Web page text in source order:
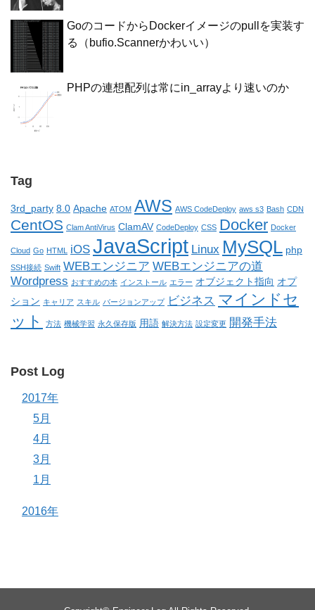
GoのコードからDockerイメージのpullを実装す
る（bufio.Scannerかわいい）
PHPの連想配列は常にin_arrayより速いのか
Tag
3rd_party 8.0 Apache ATOM AWS AWS CodeDeploy aws s3 Bash CDN
CentOS Clam AntiVirus ClamAV CodeDeploy CSS Docker Docker
Cloud Go HTML iOS JavaScript Linux MySQL php
SSH接続 Swift WEBエンジニア WEBエンジニアの道
Wordpress おすすめの本 インストール エラー オブジェクト指向 オプ
ション キャリア スキル バージョンアップ ビジネス マインドセ
ット
方法 機械学習 永久保存版 用語 解決方法 設定変更 開発手法
Post Log
2017年
5月
4月
3月
1月
2016年